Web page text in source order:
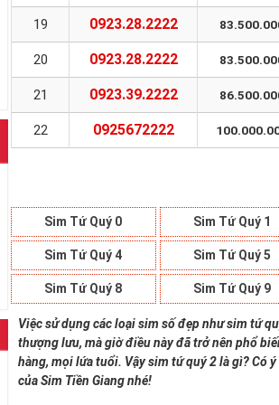
19 0923.28.2222
20 0923.28.2222
21 0923.39.2222
22 0925672222
Sim Tứ Quý 0 Sim Tứ Quý 1
Sim Tứ Quý 4 Sim Tứ Quý 5
Sim Tứ Quý 8 Sim Tứ Quý 9
Việc sử dụng các loại sim số đẹp như sim tứ
thượng lưu, mà giờ điều này đã trở nên phổ
hàng, mọi lứa tuổi. Vậy sim tứ quý 2 là gì? Có
của Sim Tiền Giang nhé!